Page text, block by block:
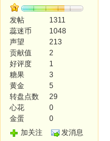
发帖
1311
蕊迷币
1048
声望
213
贡献值
2
好评度
1
糖果
3
黄金
5
转盘点数
29
心花
0
金蛋
0
加关注
发消息